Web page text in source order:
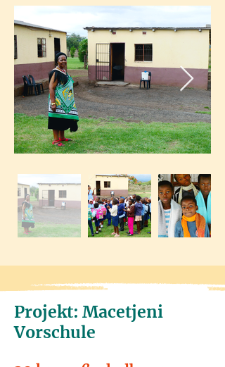
Projekt: Macetjeni
Vorschule